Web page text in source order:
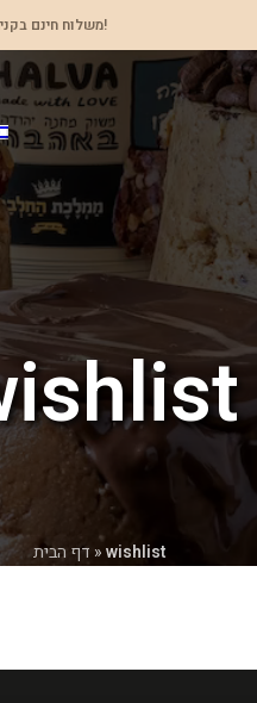
משלוח חינם בקניה מעל 200₪!
דף הבית »wishlist